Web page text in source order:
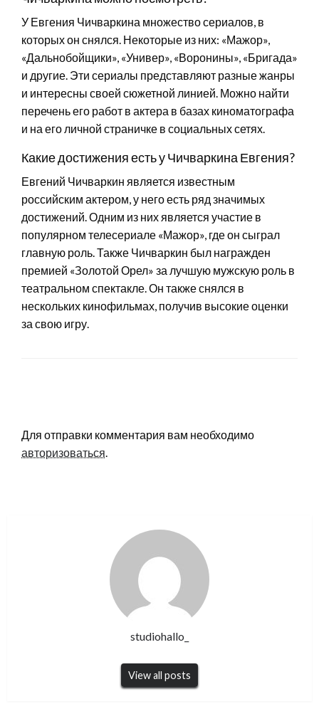
У Евгения Чичваркина множество сериалов, в
которых он снялся. Некоторые из них: «Мажор»,
«Дальнобойщики», «Универ», «Воронины», «Бригада»
и другие. Эти сериалы представляют разные жанры
и интересны своей сюжетной линией. Можно найти
перечень его работ в актера в базах киноматографа
и на его личной страничке в социальных сетях.
Какие достижения есть у Чичваркина Евгения?
Евгений Чичваркин является известным
российским актером, у него есть ряд значимых
достижений. Одним из них является участие в
популярном телесериале «Мажор», где он сыграл
главную роль. Также Чичваркин был награжден
премией «Золотой Орел» за лучшую мужскую роль в
театральном спектакле. Он также снялся в
нескольких кинофильмах, получив высокие оценки
за свою игру.
Для отправки комментария вам необходимо
авторизоваться.
studiohallo_
View all posts